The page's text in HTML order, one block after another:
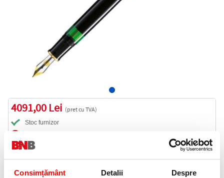
Consimțământ Detalii Despre
4091,00 Lei (pret cu TVA)
Stoc furnizor
Bucati: